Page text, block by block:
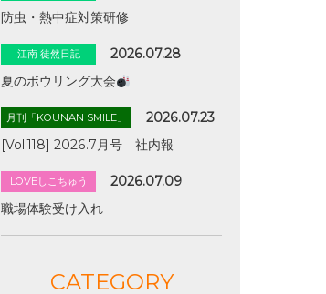
防虫・熱中症対策研修
江南 徒然日記
2026.07.28
夏のボウリング大会
月刊「KOUNAN SMILE」
2026.07.23
[Vol.118] 2026.7月号 社内報
LOVEしこちゅう
2026.07.09
職場体験受け入れ
CATEGORY